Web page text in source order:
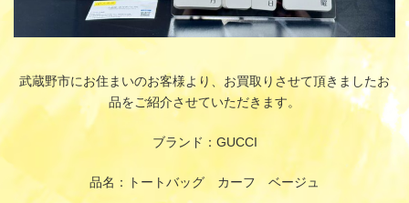
武蔵野市にお住まいのお客様より、お買取りさせて頂きましたお
品をご紹介させていただきます。
ブランド：GUCCI
品名：トートバッグ カーフ ベージュ